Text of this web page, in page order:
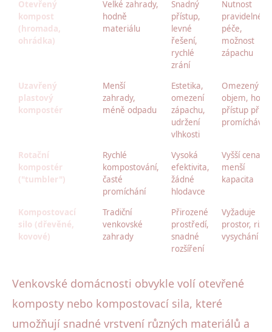
Otevřený
kompost
(hromada,
ohrádka)
Velké zahrady,
hodně
materiálu
Snadný
přístup,
levné
řešení,
rychlé
zrání
Nutnost
pravidelné
péče,
možnost
zápachu
Uzavřený
plastový
kompostér
Menší
zahrady,
méně odpadu
Estetika,
omezení
zápachu,
udržení
vlhkosti
Omezený
objem, horší
přístup při
Rotační
kompostér
("tumbler")
Rychlé
kompostování,
časté
promíchání
Vysoká
efektivita,
žádné
hlodavce
Vyšší cena,
menší
kapacita
Kompostovací
silo (dřevěné,
kovové)
Tradiční
venkovské
zahrady
Přirozené
prostředí,
snadné
rozšíření
Vyžaduje
prostor,
vysychání
Venkovské domácnosti obvykle volí otevřené
komposty nebo kompostovací sila, které
umožňují snadné vrstvení různých materiálů a